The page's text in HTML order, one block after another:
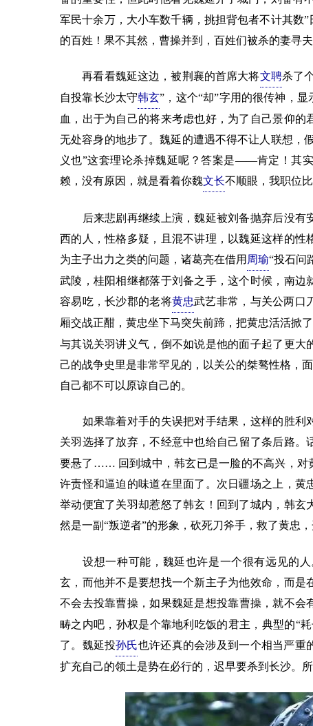
军民十余万，大小车数千辆，挑担背包者不计其数
的百姓！果不其然，曹操并到，百姓们被杀的妻寻
再看看魏延这边，被荆襄的首席大将文聘杀了
自投靠长沙太守韩玄”，这个“却”字用的很传神，
血，出于为自己的将来考虑也好，为了自己景仰
无处容身的地步了。魏延的遭遇不得不让人联想，
义也”这套理论杀掉魏延呢？答案是——肯定！其
赖，没有原因，就是看着你魏文长不顺眼，我职位
后来悲剧再继续上演，魏延被刘备抛弃后没有
西的人，性格多疑，且混不讲理，以魏延这样的
为主子出力之类的问题，诸葛亮在借用 周瑜“投石问
武陵，桂阳相继都落于刘备之手，这个时候，南
容易吃，长沙郡的老将黄忠武艺非常，与关公两口
厢交战正酣，黄忠坐下马突失前蹄，把黄忠活活掀了
与其说关羽讲义气，倒不如说是他的面子起了更
己的战争史里是非常罕见的，以关公的桀骜性格，
自己都不可以原谅自己的。
如果靠着对手的失误把对手结果，这样的胜利
关羽选择了放弃，不经意中也给自己留了条后路
要悬了…… 回到城中，韩玄已是一脸的不高兴，对
许责怪和逼迫的味道在里面了。次日疆场之上，
举动便宜了关羽却惹怒了韩玄！回到了城内，韩
然是一副“叛逆者”的形象，砍死刀斧手，救了黄忠
设想一种可能，魏延也许是一个很有远见的人
玄，而他并不是要想找一个新主子为他效命，而
不会去投靠曹操，如果魏延是想投靠曹操，就不会
畴之内吧，孙权是个靠地利吃饭的君主，典型的“
了。魏延投孙氏也许还真的会涉及到一个相当严重
扩充自己的领土是势在必行的，迟早要杀到长沙。